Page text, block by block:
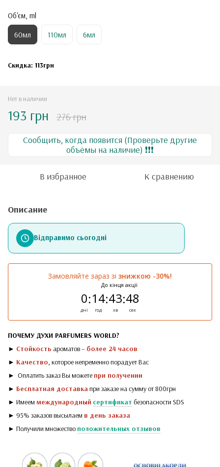
Об'єм, ml
60мл 110мл 6мл
Скидка: 113грн
Нет в наличии
193 грн 276 грн
Сообщить, когда появится (Проверьте другие
объёмы на наличие) ❗❗❗
В избранное К сравнению
Описание
Відправимо сьогодні
Замовляйте зараз зі знижкою -30%!
До кінця акції
0
дні
:14
год
:43
хв
:48
сек
ПОЧЕМУ ДУХИ PARFUMERS WORLD?
► Стойкость ароматов – более 24 часов
► Качество , которое непременно порадует Вас
► Оплатить заказ Вы можете при получении
► Бесплатная доставка при заказе на сумму от 800грн
► Имеем международный сертификат безопасности SDS
► 95% заказов высылаем в день заказа
► Получили множество положительных отзывов